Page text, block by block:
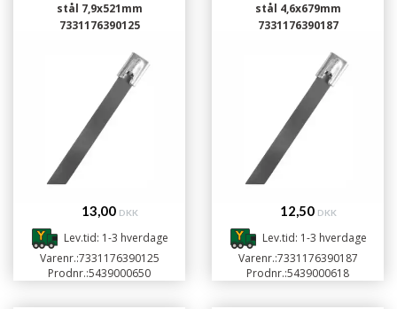
stål 7,9x521mm
7331176390125
13,00 DKK
Lev.tid: 1-3 hverdage
Varenr.:7331176390125
Prodnr.:5439000650
stål 4,6x679mm
7331176390187
12,50 DKK
Lev.tid: 1-3 hverdage
Varenr.:7331176390187
Prodnr.:5439000618